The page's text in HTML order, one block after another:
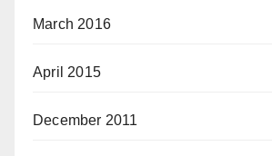
March 2016
April 2015
December 2011